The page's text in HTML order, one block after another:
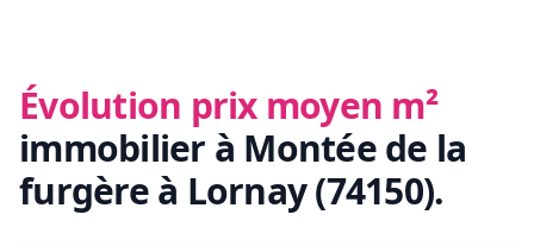
Évolution prix moyen m²
immobilier à Montée de la
furgère à Lornay (74150).